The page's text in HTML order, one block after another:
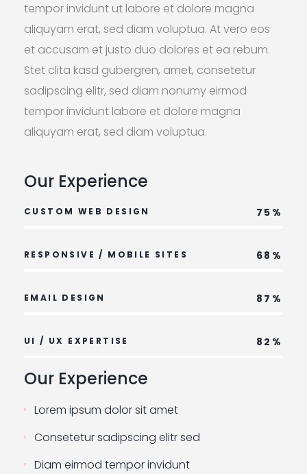
tempor invidunt ut labore et dolore magna
aliquyam erat, sed diam voluptua. At vero eos
et accusam et justo duo dolores et ea rebum.
Stet clita kasd gubergren, amet, consetetur
sadipscing elitr, sed diam nonumy eirmod
tempor invidunt labore et dolore magna
aliquyam erat, sed diam voluptua.
Our Experience
CUSTOM WEB DESIGN 75%
RESPONSIVE / MOBILE SITES 68%
EMAIL DESIGN 87%
UI / UX EXPERTISE 82%
Our Experience
Lorem ipsum dolor sit amet
Consetetur sadipscing elitr sed
Diam eirmod tempor invidunt